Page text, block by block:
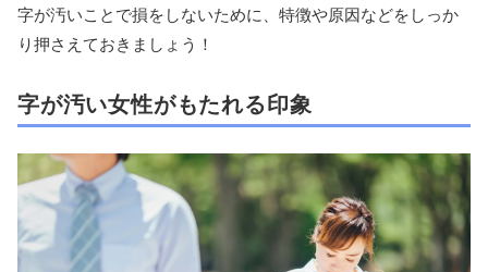
字が汚いことで損をしないために、特徴や原因などをしっか
り押さえておきましょう！
字が汚い女性がもたれる印象